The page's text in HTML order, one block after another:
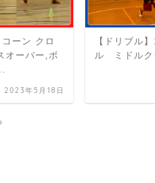
コーン クロ
オーバー,ボ
2023年5月18日
【ドリブル
ル ミドル